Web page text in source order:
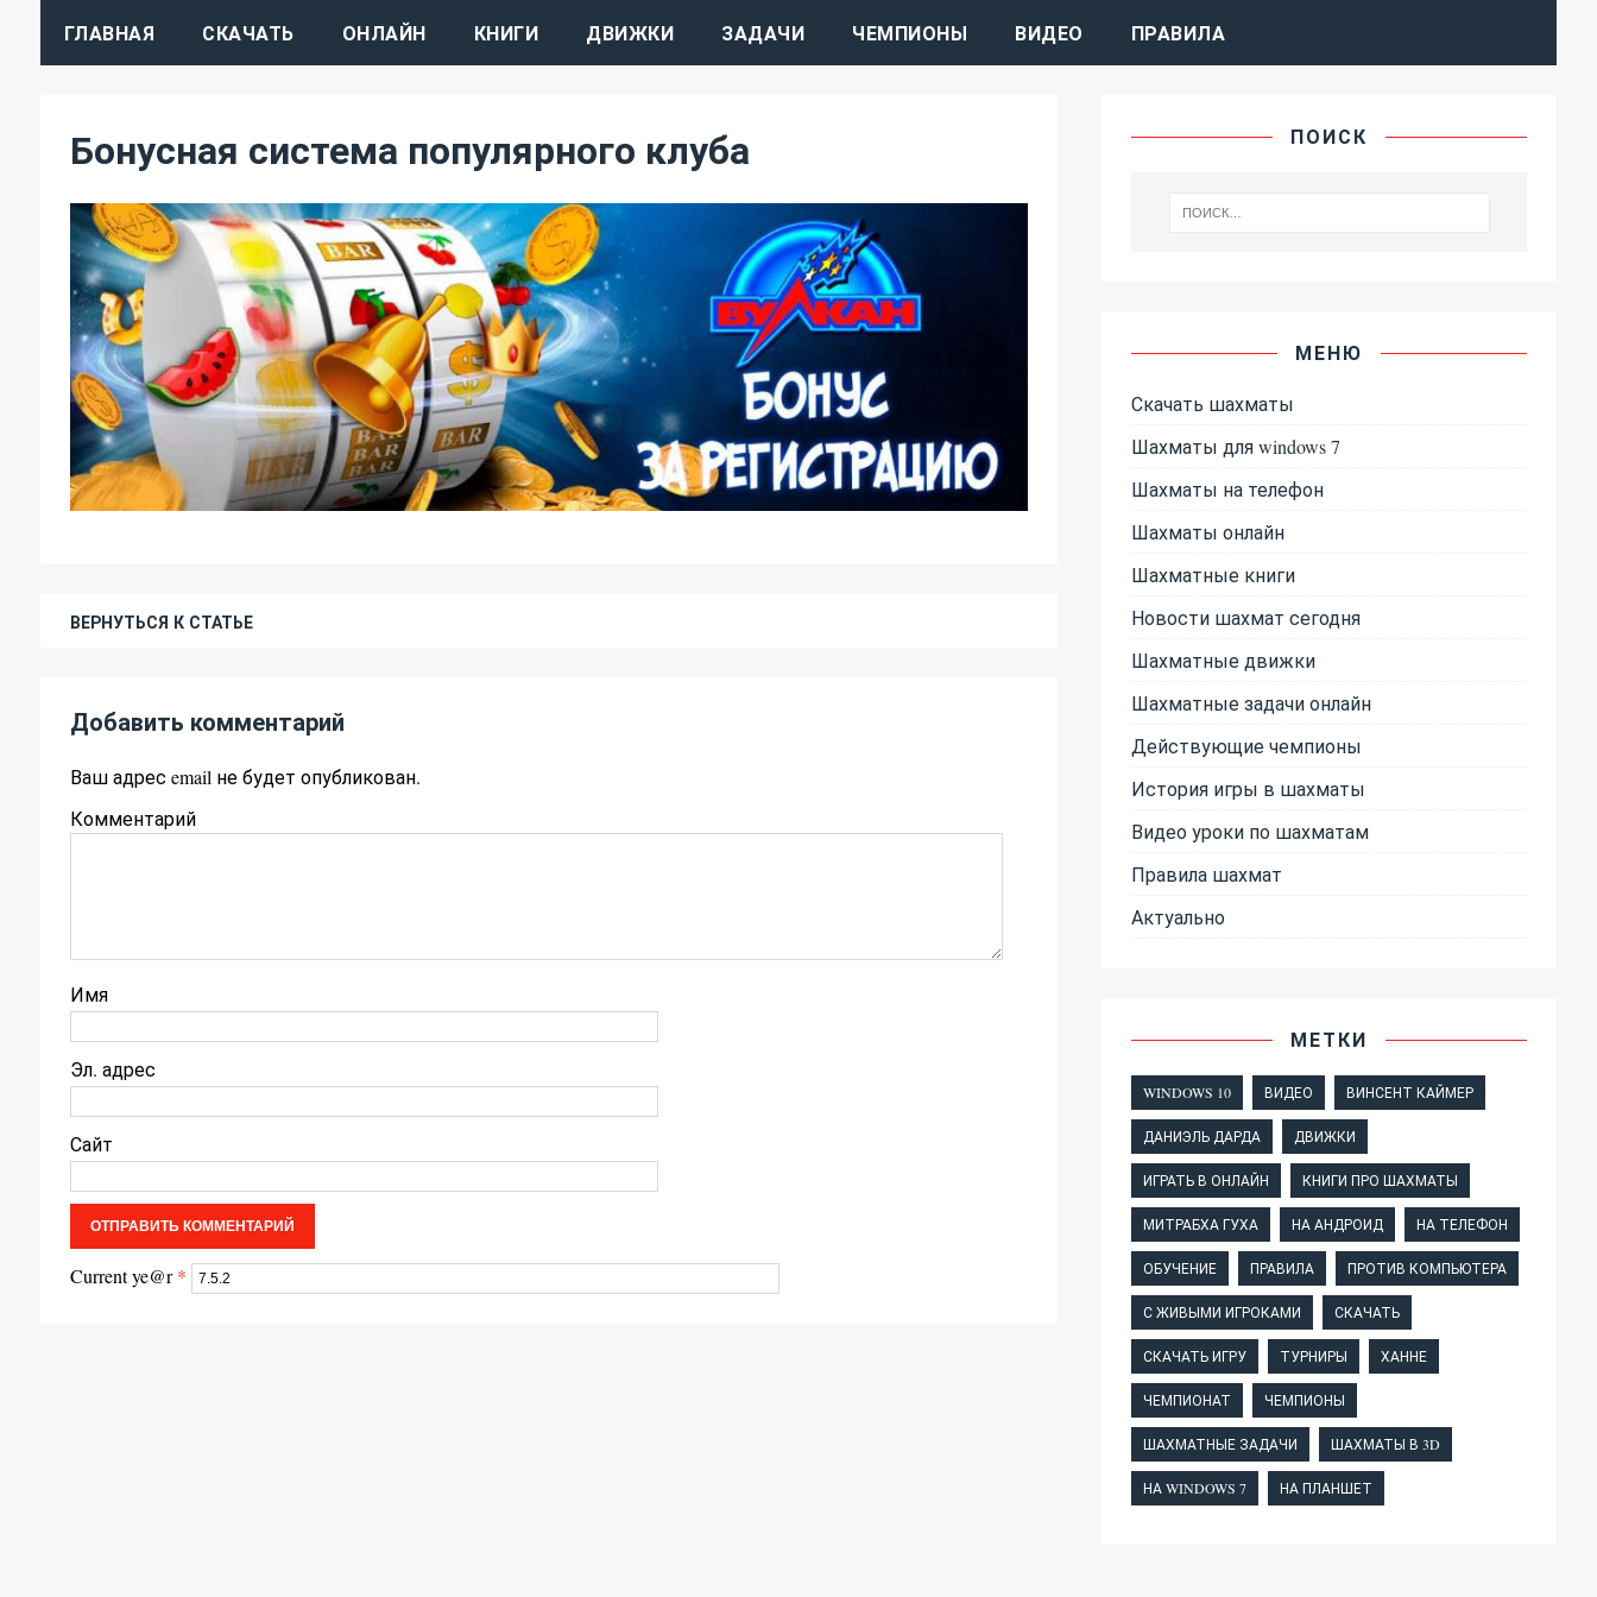
ГЛАВНАЯ СКАЧАТЬ ОНЛАЙН КНИГИ ДВИЖКИ ЗАДАЧИ ЧЕМПИОНЫ ВИДЕО ПРАВИЛА
Бонусная система популярного клуба
ВЕРНУТЬСЯ К СТАТЬЕ
Добавить комментарий
Ваш адрес email не будет опубликован.
Комментарий
Имя
Эл. адрес
Сайт
Current ye@r*
ПОИСК
МЕНЮ
Скачать шахматы
Шахматы для windows 7
Шахматы на телефон
Шахматы онлайн
Шахматные книги
Новости шахмат сегодня
Шахматные движки
Шахматные задачи онлайн
Действующие чемпионы
История игры в шахматы
Видео уроки по шахматам
Правила шахмат
Актуально
МЕТКИ
WINDOWS 10 ВИДЕО ВИНСЕНТ КАЙМЕР
ДАНИЭЛЬ ДАРДА ДВИЖКИ
ИГРАТЬ В ОНЛАЙН КНИГИ ПРО ШАХМАТЫ
МИТРАБХА ГУХА НА АНДРОИД НА ТЕЛЕФОН
ОБУЧЕНИЕ ПРАВИЛА ПРОТИВ КОМПЬЮТЕРА
С ЖИВЫМИ ИГРОКАМИ СКАЧАТЬ
СКАЧАТЬ ИГРУ ТУРНИРЫ ХАННЕ
ЧЕМПИОНАТ ЧЕМПИОНЫ
ШАХМАТНЫЕ ЗАДАЧИ ШАХМАТЫ В 3D
НА WINDOWS 7 НА ПЛАНШЕТ